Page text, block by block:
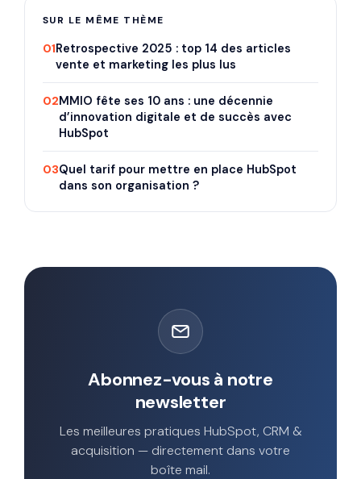
SUR LE MÊME THÈME
01Retrospective 2025 : top 14 des articles
vente et marketing les plus lus
02MMIO fête ses 10 ans : une décennie
d’innovation digitale et de succès avec
HubSpot
03Quel tarif pour mettre en place HubSpot
dans son organisation ?
Abonnez-vous à notre
newsletter
Les meilleures pratiques HubSpot, CRM &
acquisition — directement dans votre
boîte mail.